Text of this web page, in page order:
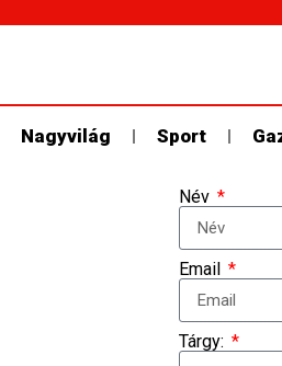
Nagyvilág Sport
Név
Email
Tárgy: